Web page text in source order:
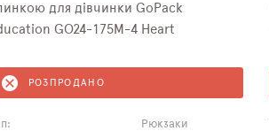
для дівчинки GoPack
GO24-175M-4 Heart
РОЗПРОДАНО
Рюкзаки